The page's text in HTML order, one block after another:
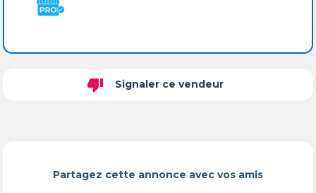
thumb_down Signaler ce vendeur
Partagez cette annonce avec vos amis